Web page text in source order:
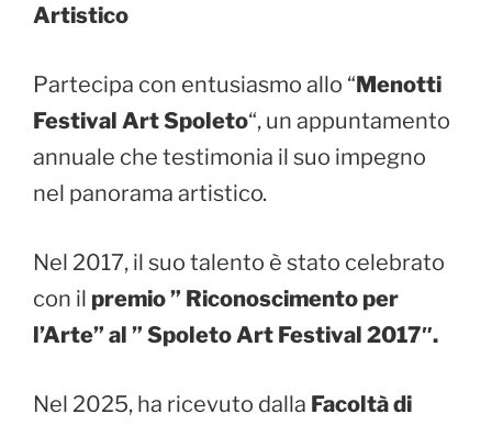
Artistico
Partecipa con entusiasmo allo “Menotti
Festival Art Spoleto“, un appuntamento
annuale che testimonia il suo impegno
nel panorama artistico.
Nel 2017, il suo talento è stato celebrato
con il premio ” Riconoscimento per
l’Arte” al ” Spoleto Art Festival 2017″.
Nel 2025, ha ricevuto dalla Facoltà di